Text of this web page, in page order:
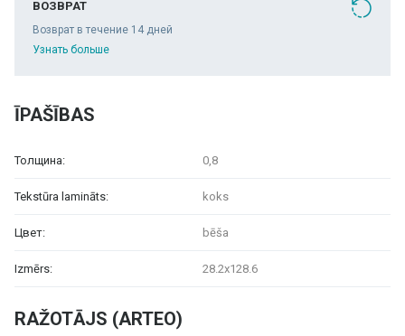
RAŽOTĀJS (ARTEO)
ВОЗВРАТ
Возврат в течение 14 дней
Узнать больше
ĪPAŠĪBAS
Толщина: 0,8
Tekstūra lamināts: koks
Цвет: bēša
Izmērs: 28.2x128.6